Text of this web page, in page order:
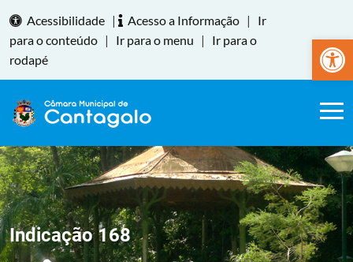
Abrir
Acessibilidade | Acesso a Informação |
Ir
para o conteúdo | Ir para o menu |
Ir para o
rodapé
Indicação 168